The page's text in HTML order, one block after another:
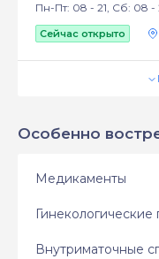
Пн-Пт: 08 - 21, Сб: 08 -
Сейчас открыто
Особенно
Медикаменты
Гинекологические
Внутриматочные